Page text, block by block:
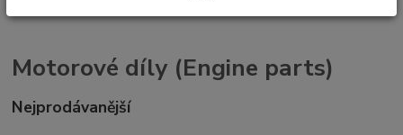
Motorové díly (Engine parts)
Nejprodávanější